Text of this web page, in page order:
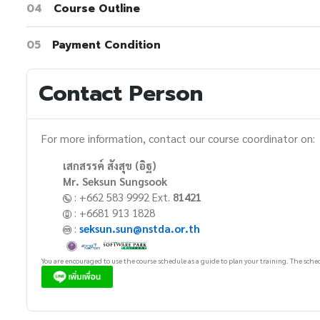
04 Course Outline
05 Payment Condition
Contact Person
For more information, contact our course coordinator on:
เสกสรรค์ สังสุข (อิฐ)
Mr. Seksun Sungsook
: +662 583 9992 Ext. 81421
: +6681 913 1828
: seksun.sun@nstda.or.th
You are encouraged to use the course schedule as a guide to plan your training. The